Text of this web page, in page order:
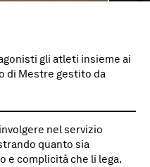
gli atleti insieme ai
di Mestre gestito da
nel servizio
quanto sia
e complicità che li lega.